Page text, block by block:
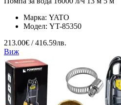
Марка: YATO
Модел: YT-85350
213.00€ / 416.59лв.
Виж